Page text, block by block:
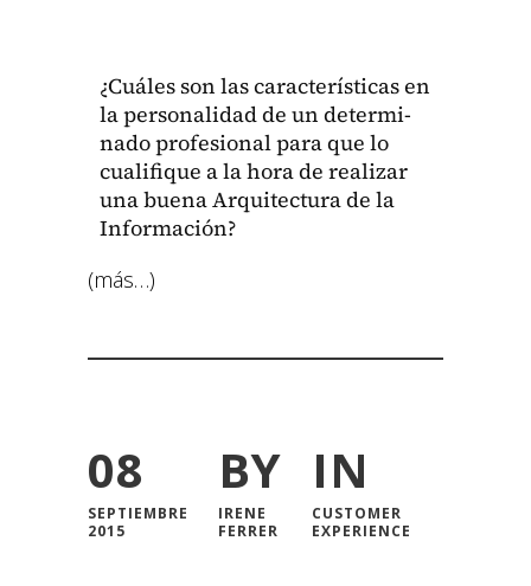
¿Cuáles son las car­ac­terís­ti­cas en
la per­son­al­i­dad de un deter­mi­
na­do pro­fe­sion­al para que lo
cual­i­fique a la hora de realizar
una bue­na Arqui­tec­tura de la
Infor­ma­ción?
(más…)
08
SEPTIEMBRE
2015
BY
IRENE
FERRER
IN
CUSTOMER
EXPERIENCE